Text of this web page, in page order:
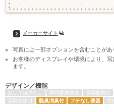
メーカーサイト
写真には一部オプションを含むことが
お客様のディスプレイや環境により、
ます。
デザイン／機能
おしり洗浄なし 瞬間暖房便座 部屋暖房付
温風乾燥付
脱臭消臭付 フチなし便器 汚